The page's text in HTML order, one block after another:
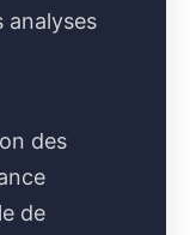
analyses
des
de